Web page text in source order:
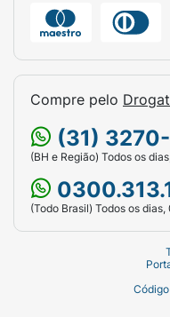
Compre pelo
(31)
(BH e Região) Todos os
(Todo Brasil) Todos os